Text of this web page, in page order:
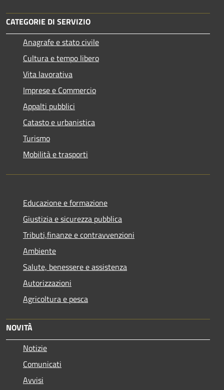
CATEGORIE DI SERVIZIO
Anagrafe e stato civile
Cultura e tempo libero
Vita lavorativa
Imprese e Commercio
Appalti pubblici
Catasto e urbanistica
Turismo
Mobilità e trasporti
Educazione e formazione
Giustizia e sicurezza pubblica
Tributi,finanze e contravvenzioni
Ambiente
Salute, benessere e assistenza
Autorizzazioni
Agricoltura e pesca
NOVITÀ
Notizie
Comunicati
Avvisi